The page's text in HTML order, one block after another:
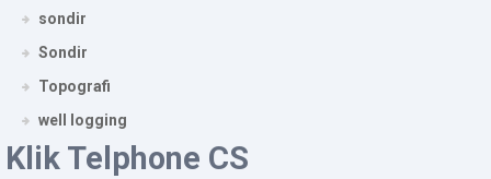
sondir
Sondir
Topografi
well logging
Klik Telphone CS